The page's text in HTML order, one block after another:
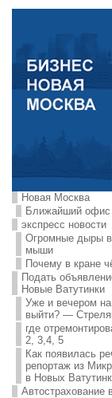
Новая Москва
Ближайший
экспресс новости
Огромные дыры в
мыши
Почему в кране
Подать
Новые Ватутинки
Уже и вечером
выйти? —
где
2, 3,4, 5
Как появилась
репортаж из
в Новых
Автострахование